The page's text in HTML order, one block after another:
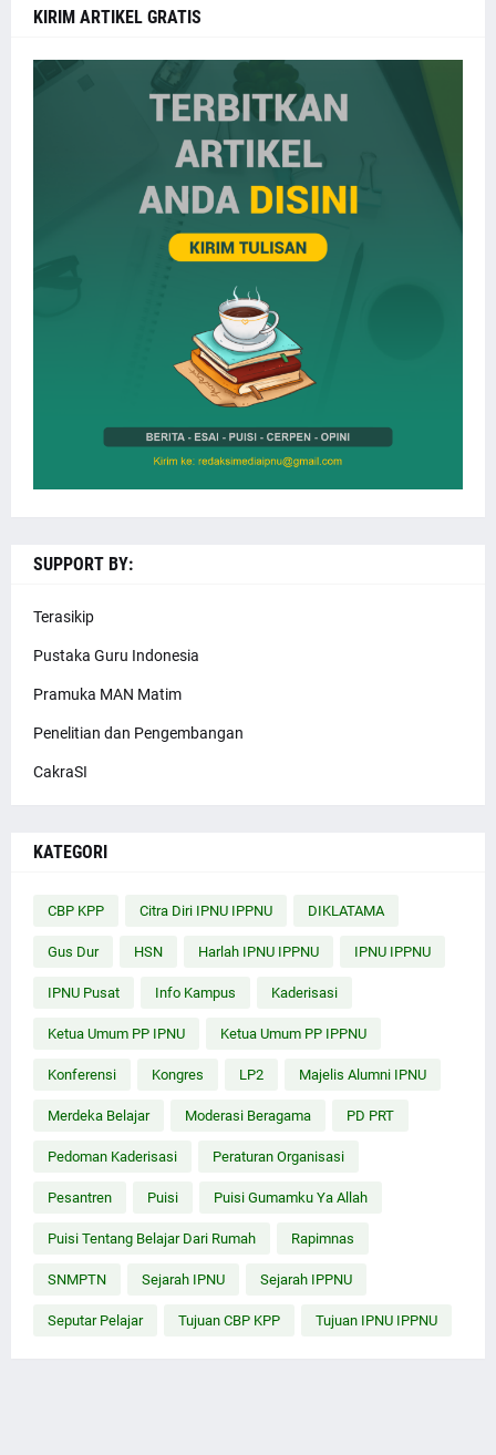
KIRIM ARTIKEL GRATIS
SUPPORT BY:
Terasikip
Pustaka Guru Indonesia
Pramuka MAN Matim
Penelitian dan Pengembangan
CakraSI
KATEGORI
CBP KPP Citra Diri IPNU IPPNU DIKLATAMA
Gus Dur HSN Harlah IPNU IPPNU IPNU IPPNU
IPNU Pusat Info Kampus Kaderisasi
Ketua Umum PP IPNU Ketua Umum PP IPPNU
Konferensi Kongres LP2 Majelis Alumni IPNU
Merdeka Belajar Moderasi Beragama PD PRT
Pedoman Kaderisasi Peraturan Organisasi
Pesantren Puisi Puisi Gumamku Ya Allah
Puisi Tentang Belajar Dari Rumah Rapimnas
SNMPTN Sejarah IPNU Sejarah IPPNU
Seputar Pelajar Tujuan CBP KPP Tujuan IPNU IPPNU